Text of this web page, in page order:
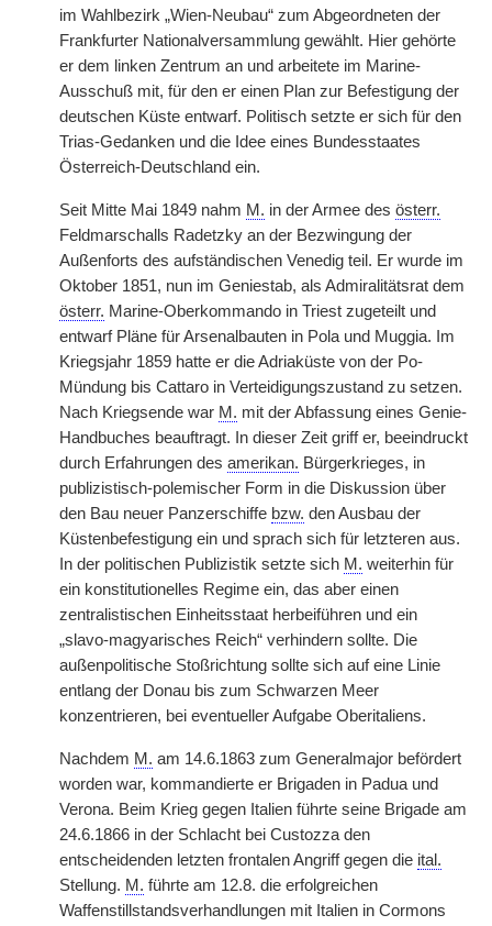
im Wahlbezirk „Wien-Neubau“ zum Abgeordneten der
Frankfurter Nationalversammlung gewählt. Hier gehörte
er dem linken Zentrum an und arbeitete im Marine-
Ausschuß mit, für den er einen Plan zur Befestigung der
deutschen Küste entwarf. Politisch setzte er sich für den
Trias-Gedanken und die Idee eines Bundesstaates
Österreich-Deutschland ein.
Seit Mitte Mai 1849 nahm M. in der Armee des österr.
Feldmarschalls Radetzky an der Bezwingung der
Außenforts des aufständischen Venedig teil. Er wurde im
Oktober 1851, nun im Geniestab, als Admiralitätsrat dem
österr. Marine-Oberkommando in Triest zugeteilt und
entwarf Pläne für Arsenalbauten in Pola und Muggia. Im
Kriegsjahr 1859 hatte er die Adriaküste von der Po-
Mündung bis Cattaro in Verteidigungszustand zu setzen.
Nach Kriegsende war M. mit der Abfassung eines Genie-
Handbuches beauftragt. In dieser Zeit griff er, beeindruckt
durch Erfahrungen des amerikan. Bürgerkrieges, in
publizistisch-polemischer Form in die Diskussion über
den Bau neuer Panzerschiffe bzw. den Ausbau der
Küstenbefestigung ein und sprach sich für letzteren aus.
In der politischen Publizistik setzte sich M. weiterhin für
ein konstitutionelles Regime ein, das aber einen
zentralistischen Einheitsstaat herbeiführen und ein
„slavo-magyarisches Reich“ verhindern sollte. Die
außenpolitische Stoßrichtung sollte sich auf eine Linie
entlang der Donau bis zum Schwarzen Meer
konzentrieren, bei eventueller Aufgabe Oberitaliens.
Nachdem M. am 14.6.1863 zum Generalmajor befördert
worden war, kommandierte er Brigaden in Padua und
Verona. Beim Krieg gegen Italien führte seine Brigade am
24.6.1866 in der Schlacht bei Custozza den
entscheidenden letzten frontalen Angriff gegen die ital.
Stellung. M. führte am 12.8. die erfolgreichen
Waffenstillstandsverhandlungen mit Italien in Cormons